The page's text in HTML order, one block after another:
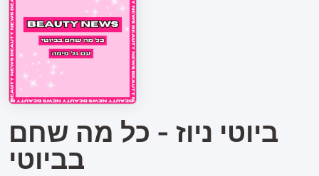
ביוטי ניוז - כל מה שחם
בביוטי